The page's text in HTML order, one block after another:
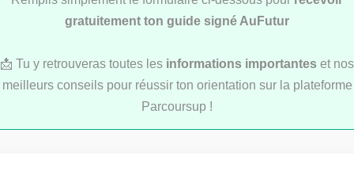
gratuitement ton guide signé AuFutur
📩 Tu y retrouveras toutes les informations importantes et nos
meilleurs conseils pour réussir ton orientation sur la plateforme
Parcoursup !